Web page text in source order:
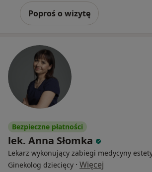
Poproś o wizytę
Bezpieczne płatności
lek. Anna Słomka
Lekarz wykonujący zabiegi medycyny
Ginekolog dziecięcy · Więcej